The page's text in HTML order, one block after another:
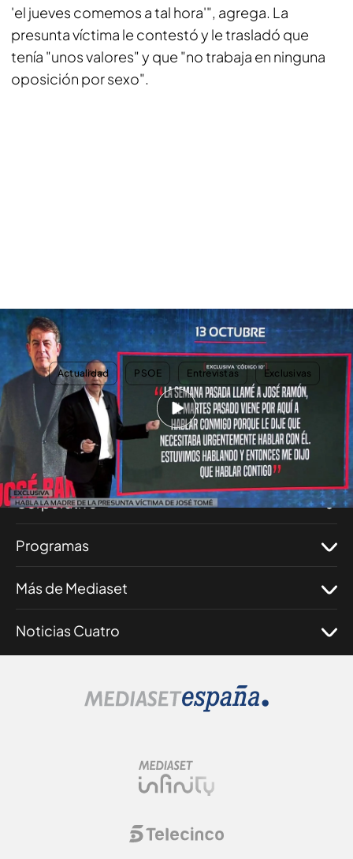
'el jueves comemos a tal hora'", agrega. La
presunta víctima le contestó y le trasladó que
tenía "unos valores" y que "no trabaja en ninguna
oposición por sexo".
Exclusiva | Los mensajes que prueban que Besteiro se reunió con la madre
de una de las presuntas víctimas de José Tomé en octubre
TEMAS Actualidad PSOE Entrevistas Exclusivas
Nosotros
Corporativo
Programas
Más de Mediaset
Noticias Cuatro